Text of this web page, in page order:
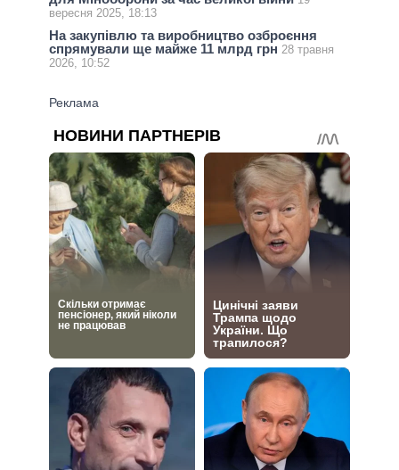
вересня 2025, 18:13
На закупівлю та виробництво озброєння
спрямували ще майже 11 млрд грн 28 травня
2026, 10:52